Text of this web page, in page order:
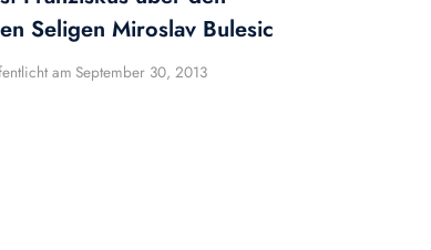
Seligen Miroslav Bulesic
am September 30, 2013